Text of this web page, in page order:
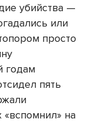
убийства —
или
просто
годам
пять
на